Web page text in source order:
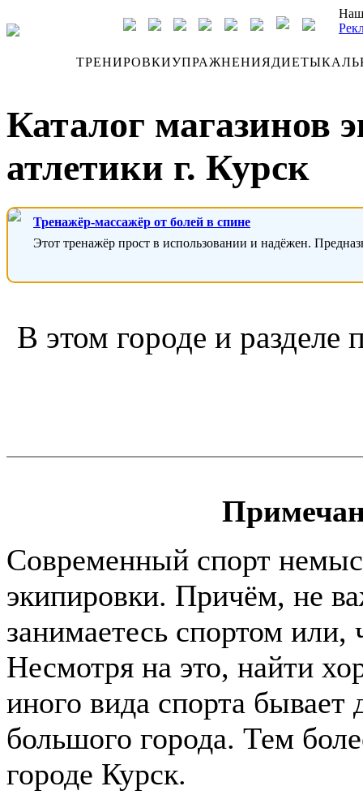
ТРЕНИРОВКИУПРАЖНЕНИЯДИЕТЫ
Каталог магазинов
атлетики г. Курск
Тренажёр-массажёр от болей в спине
Этот тренажёр прост в использовании и надёжен.
В этом городе и разделе
Современный спорт
экипировки. Причём, не
занимаетесь спортом или,
Несмотря на это, найти
иного вида спорта
большого города. Тем
городе Курск.